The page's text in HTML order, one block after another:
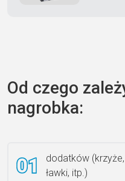
Książka 2
Od czego
nagrobka:
dodatków
ławki, itp.)